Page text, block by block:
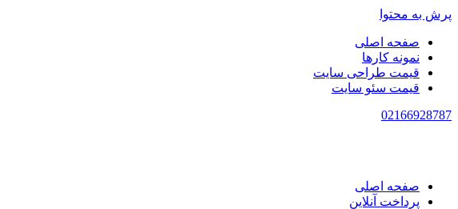
پرش به محتوا
صفحه اصلی
نمونه کارها
قیمت طراحی سایت
قیمت سئو سایت
02166928787
صفحه اصلی
پرداخت آنلاین